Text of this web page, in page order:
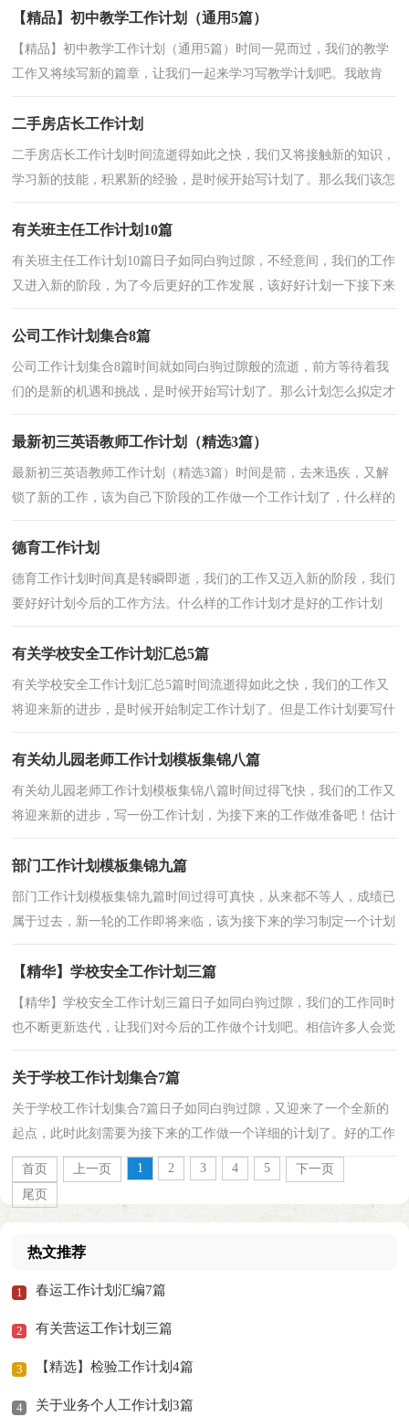
【精品】初中教学工作计划（通用5篇）
【精品】初中教学工作计划（通用5篇）时间一晃而过，我们的教学
工作又将续写新的篇章，让我们一起来学习写教学计划吧。我敢肯
二手房店长工作计划
二手房店长工作计划时间流逝得如此之快，我们又将接触新的知识，
学习新的技能，积累新的经验，是时候开始写计划了。那么我们该怎
有关班主任工作计划10篇
有关班主任工作计划10篇日子如同白驹过隙，不经意间，我们的工作
又进入新的阶段，为了今后更好的工作发展，该好好计划一下接下来
公司工作计划集合8篇
公司工作计划集合8篇时间就如同白驹过隙般的流逝，前方等待着我
们的是新的机遇和挑战，是时候开始写计划了。那么计划怎么拟定才
最新初三英语教师工作计划（精选3篇）
最新初三英语教师工作计划（精选3篇）时间是箭，去来迅疾，又解
锁了新的工作，该为自己下阶段的工作做一个工作计划了，什么样的
德育工作计划
德育工作计划时间真是转瞬即逝，我们的工作又迈入新的阶段，我们
要好好计划今后的工作方法。什么样的工作计划才是好的工作计划
有关学校安全工作计划汇总5篇
有关学校安全工作计划汇总5篇时间流逝得如此之快，我们的工作又
将迎来新的进步，是时候开始制定工作计划了。但是工作计划要写什
有关幼儿园老师工作计划模板集锦八篇
有关幼儿园老师工作计划模板集锦八篇时间过得飞快，我们的工作又
将迎来新的进步，写一份工作计划，为接下来的工作做准备吧！估计
部门工作计划模板集锦九篇
部门工作计划模板集锦九篇时间过得可真快，从来都不等人，成绩已
属于过去，新一轮的工作即将来临，该为接下来的学习制定一个计划
【精华】学校安全工作计划三篇
【精华】学校安全工作计划三篇日子如同白驹过隙，我们的工作同时
也不断更新迭代，让我们对今后的工作做个计划吧。相信许多人会觉
关于学校工作计划集合7篇
关于学校工作计划集合7篇日子如同白驹过隙，又迎来了一个全新的
起点，此时此刻需要为接下来的工作做一个详细的计划了。好的工作
计划都具备一些什么特点呢？以下是小编为大家整理...
首页
上一页 1 2 3 4 5
下一页
尾页
热文推荐
1 春运工作计划汇编7篇
2 有关营运工作计划三篇
3 【精选】检验工作计划4篇
4 关于业务个人工作计划3篇